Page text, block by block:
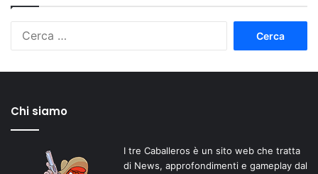
Chi siamo
I tre Caballeros è un sito web che tratta
di News, approfondimenti e gameplay dal